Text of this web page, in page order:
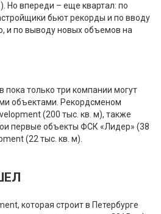
Но впереди – еще квартал: по
бьют рекорды и по вводу
и по выводу новых объемов на
пока только три компании могут
объектами. Рекордсменом
(200 тыс. кв. м), также
первые объекты ФСК «Лидер» (38
(22 тыс. кв. м).
которая строит в Петербурге